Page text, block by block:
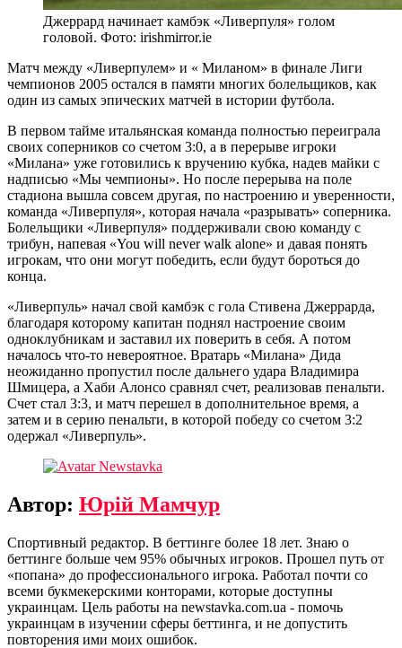
Джеррард начинает камбэк «Ливерпуля» голом
головой. Фото: irishmirror.ie
Матч между «Ливерпулем» и « Миланом» в финале Лиги
чемпионов 2005 остался в памяти многих болельщиков, как
один из самых эпических матчей в истории футбола.
В первом тайме итальянская команда полностью переиграла
своих соперников со счетом 3:0, а в перерыве игроки
«Милана» уже готовились к вручению кубка, надев майки с
надписью «Мы чемпионы». Но после перерыва на поле
стадиона вышла совсем другая, по настроению и уверенности,
команда «Ливерпуля», которая начала «разрывать» соперника.
Болельщики «Ливерпуля» поддерживали свою команду с
трибун, напевая «You will never walk alone» и давая понять
игрокам, что они могут победить, если будут бороться до
конца.
«Ливерпуль» начал свой камбэк с гола Стивена Джеррарда,
благодаря которому капитан поднял настроение своим
одноклубникам и заставил их поверить в себя. А потом
началось что-то невероятное. Вратарь «Милана» Дида
неожиданно пропустил после дальнего удара Владимира
Шмицера, а Хаби Алонсо сравнял счет, реализовав пенальти.
Счет стал 3:3, и матч перешел в дополнительное время, а
затем и в серию пенальти, в которой победу со счетом 3:2
одержал «Ливерпуль».
Автор: Юрій Мамчур
Спортивный редактор. В беттинге более 18 лет. Знаю о
беттинге больше чем 95% обычных игроков. Прошел путь от
«попана» до профессионального игрока. Работал почти со
всеми букмекерскими конторами, которые доступны
украинцам. Цель работы на newstavka.com.ua - помочь
украинцам в изучении сферы беттинга, и не допустить
повторения ими моих ошибок.